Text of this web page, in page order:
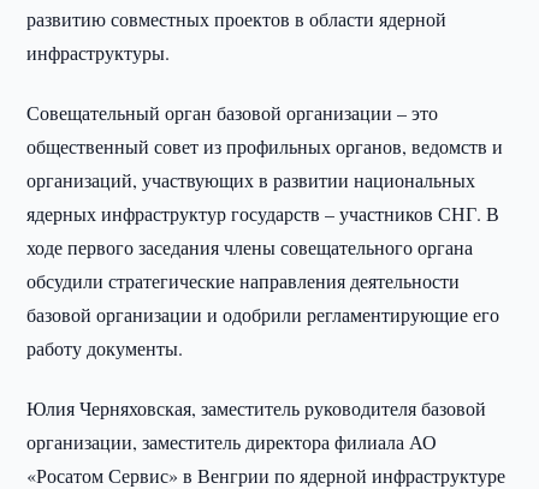
развитию совместных проектов в области ядерной
инфраструктуры.
Совещательный орган базовой организации – это
общественный совет из профильных органов, ведомств и
организаций, участвующих в развитии национальных
ядерных инфраструктур государств – участников СНГ. В
ходе первого заседания члены совещательного органа
обсудили стратегические направления деятельности
базовой организации и одобрили регламентирующие его
работу документы.
Юлия Черняховская, заместитель руководителя базовой
организации, заместитель директора филиала АО
«Росатом Сервис» в Венгрии по ядерной инфраструктуре